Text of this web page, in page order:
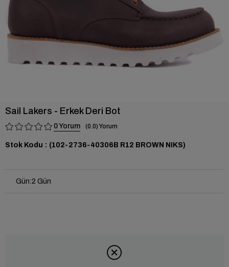
Sail Lakers - Erkek Deri Bot
0 0.0
Stok Kodu (102-2736-40306B R12 BROWN NIKS)
Gün:2 Gün